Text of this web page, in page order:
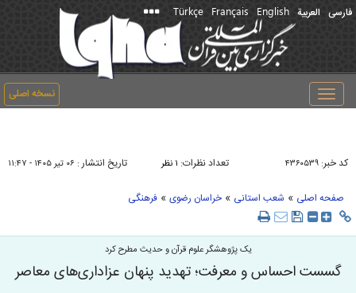
فارسی العربیة English
Français
Türkçe
نسخه اصلی
Toggle
navigation
کد خبر: ۴۳۶۰۵۳۹ تعداد نظرات: ۱ نظر تاریخ انتشار : ۰۶ تير ۱۴۰۵ - ۱۱:۴۷
صفحه اصلی » شعب استانی » خراسان رضوی » فرهنگی
یک پژوهشگر علوم قرآن و حدیث مطرح کرد
گسست احساس و معرفت؛ تهدید پنهان عزاداری‌های معاصر